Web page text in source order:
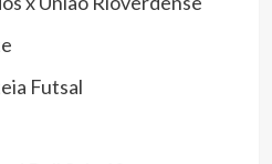
Futsal